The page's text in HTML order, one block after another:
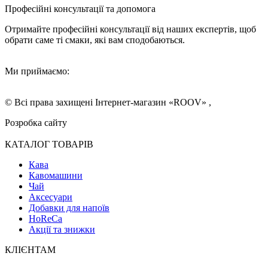
Професійні консультації та допомога
Отримайте професійні консультації від наших експертів, щоб
обрати саме ті смаки, які вам сподобаються.
Ми приймаємо:
© Всі права захищені Інтернет-магазин «ROOV» ,
Розробка сайту
КАТАЛОГ ТОВАРІВ
Кава
Кавомашини
Чай
Аксесуари
Добавки для напоїв
HoReCa
Акції та знижки
КЛІЄНТАМ